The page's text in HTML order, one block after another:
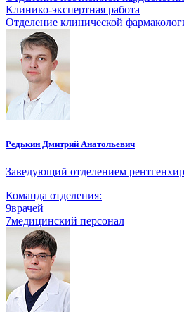
Клинико-экспертная работа
Отделение клинической
Редькин Дмитрий Анатольевич
Заведующий отделением
Команда отделения:
9врачей
7медицинский персонал